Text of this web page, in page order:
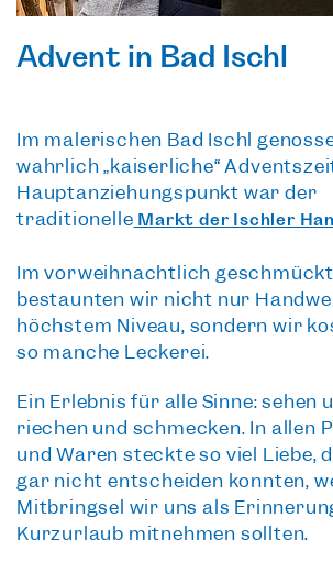
Advent in Bad Ischl
Im malerischen Bad Ischl
wahrlich „kaiserliche“
Hauptanziehungspunkt war der
traditionelle Markt der Ischler
Im vorweihnachtlich
bestaunten wir nicht nur
höchstem Niveau, sondern wir
so manche Leckerei.
Ein Erlebnis für alle Sinne:sehen
riechen und schmecken. In allen
und Waren steckte so viel Liebe,
gar nicht entscheiden konnten,
Mitbringsel wir uns als
Kurzurlaub mitnehmen sollten.